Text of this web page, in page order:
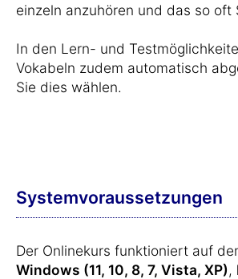
einzeln anzuhören und das so oft
In den Lern- und
Vokabeln zudem automatisch
Sie dies wählen.
Systemvoraussetzungen
Der Onlinekurs funktioniert auf
Windows (11, 10, 8, 7, Vista, XP),